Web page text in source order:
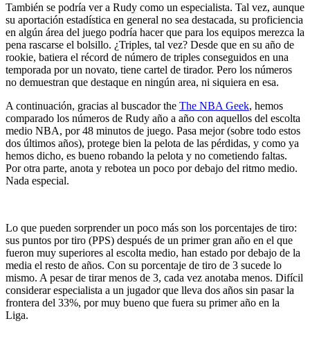
También se podría ver a Rudy como un especialista. Tal vez, aunque
su aportación estadística en general no sea destacada, su proficiencia
en algún área del juego podría hacer que para los equipos merezca la
pena rascarse el bolsillo. ¿Triples, tal vez? Desde que en su año de
rookie, batiera el récord de número de triples conseguidos en una
temporada por un novato, tiene cartel de tirador. Pero los números
no demuestran que destaque en ningún area, ni siquiera en esa.
A continuación, gracias al buscador the The NBA Geek, hemos
comparado los números de Rudy año a año con aquellos del escolta
medio NBA, por 48 minutos de juego. Pasa mejor (sobre todo estos
dos últimos años), protege bien la pelota de las pérdidas, y como ya
hemos dicho, es bueno robando la pelota y no cometiendo faltas.
Por otra parte, anota y rebotea un poco por debajo del ritmo medio.
Nada especial.
Lo que pueden sorprender un poco más son los porcentajes de tiro:
sus puntos por tiro (PPS) después de un primer gran año en el que
fueron muy superiores al escolta medio, han estado por debajo de la
media el resto de años. Con su porcentaje de tiro de 3 sucede lo
mismo. A pesar de tirar menos de 3, cada vez anotaba menos. Difícil
considerar especialista a un jugador que lleva dos años sin pasar la
frontera del 33%, por muy bueno que fuera su primer año en la
Liga.